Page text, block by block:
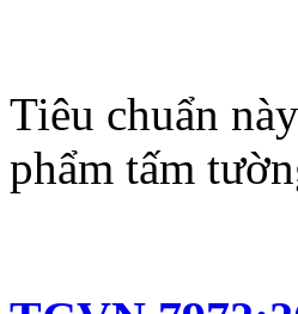
Tiêu chuẩn
phẩm tấm